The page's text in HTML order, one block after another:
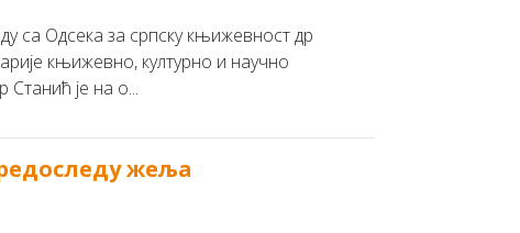
са Одсека за српску књижевност др
књижевно, културно и научно
је на о...
жеља